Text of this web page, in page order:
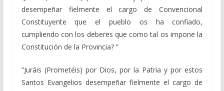
desempeñar fielmente el cargo de Convencional
Constituyente que el pueblo os ha confiado,
cumpliendo con los deberes que como tal os impone la
Constitución de la Provincia? ”
“Juráis (Prometéis) por Dios, por la Patria y por estos
Santos Evangelios desempeñar fielmente el cargo de